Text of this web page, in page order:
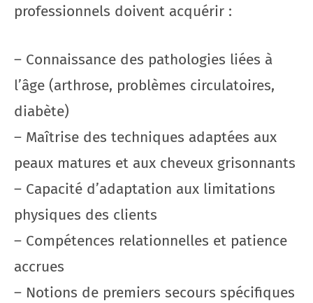
professionnels doivent acquérir :
– Connaissance des pathologies liées à
l’âge (arthrose, problèmes circulatoires,
diabète)
– Maîtrise des techniques adaptées aux
peaux matures et aux cheveux grisonnants
– Capacité d’adaptation aux limitations
physiques des clients
– Compétences relationnelles et patience
accrues
– Notions de premiers secours spécifiques